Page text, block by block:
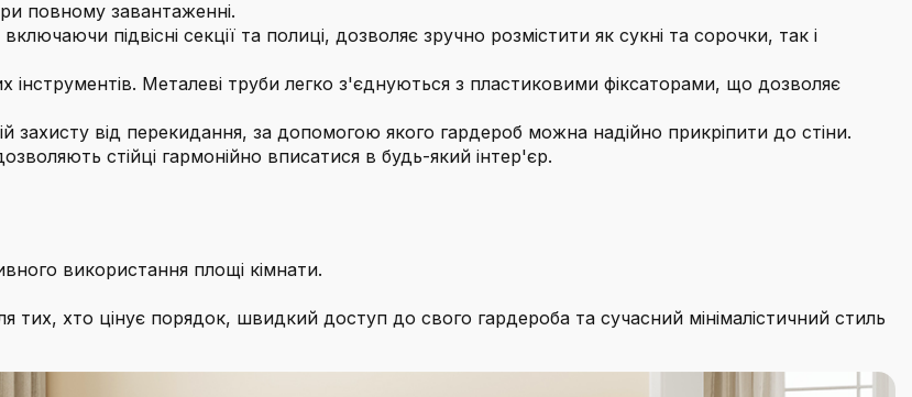
повному завантаженні.
включаючи підвісні секції та полиці, дозволяє зручно розмістити як сукні та сорочки, так і
інструментів. Металеві труби легко з'єднуються з пластиковими фіксаторами, що дозволяє
захисту від перекидання, за допомогою якого гардероб можна надійно прикріпити до стіни.
стійці гармонійно вписатися в будь-який інтер'єр.
використання площі кімнати.
тих, хто цінує порядок, швидкий доступ до свого гардероба та сучасний мінімалістичний стиль